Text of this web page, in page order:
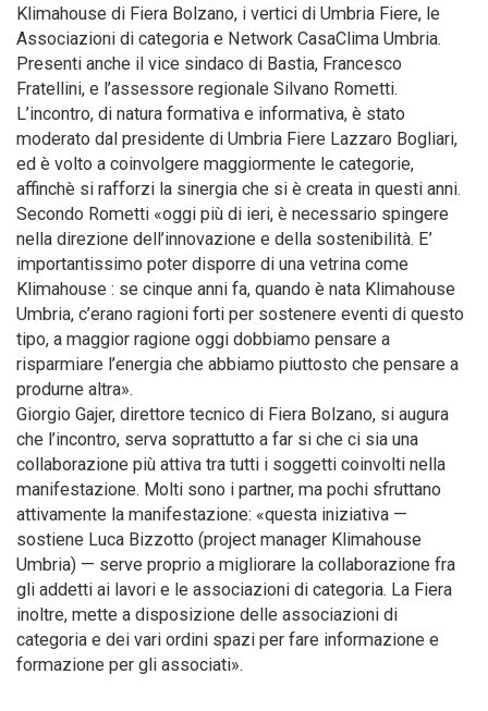
Klimahouse di Fiera Bolzano, i vertici di Umbria Fiere, le
Associazioni di categoria e Network CasaClima Umbria.
Presenti anche il vice sindaco di Bastia, Francesco
Fratellini, e l’assessore regionale Silvano Rometti.
L’incontro, di natura formativa e informativa, è stato
moderato dal presidente di Umbria Fiere Lazzaro Bogliari,
ed è volto a coinvolgere maggiormente le categorie,
affinchè si rafforzi la sinergia che si è creata in questi anni.
Secondo Rometti «oggi più di ieri, è necessario spingere
nella direzione dell’innovazione e della sostenibilità. E’
importantissimo poter disporre di una vetrina come
Klimahouse : se cinque anni fa, quando è nata Klimahouse
Umbria, c’erano ragioni forti per sostenere eventi di questo
tipo, a maggior ragione oggi dobbiamo pensare a
risparmiare l’energia che abbiamo piuttosto che pensare a
produrne altra».
Giorgio Gajer, direttore tecnico di Fiera Bolzano, si augura
che l’incontro, serva soprattutto a far si che ci sia una
collaborazione più attiva tra tutti i soggetti coinvolti nella
manifestazione. Molti sono i partner, ma pochi sfruttano
attivamente la manifestazione: «questa iniziativa —
sostiene Luca Bizzotto (project manager Klimahouse
Umbria) — serve proprio a migliorare la collaborazione fra
gli addetti ai lavori e le associazioni di categoria. La Fiera
inoltre, mette a disposizione delle associazioni di
categoria e dei vari ordini spazi per fare informazione e
formazione per gli associati».